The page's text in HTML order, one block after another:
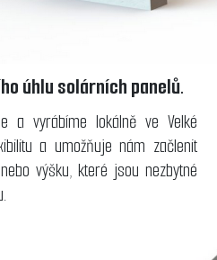
úhlu solárních panelů.
a vyrábíme lokálně ve Velké
a umožňuje nám začlenit
výšku, které jsou nezbytné